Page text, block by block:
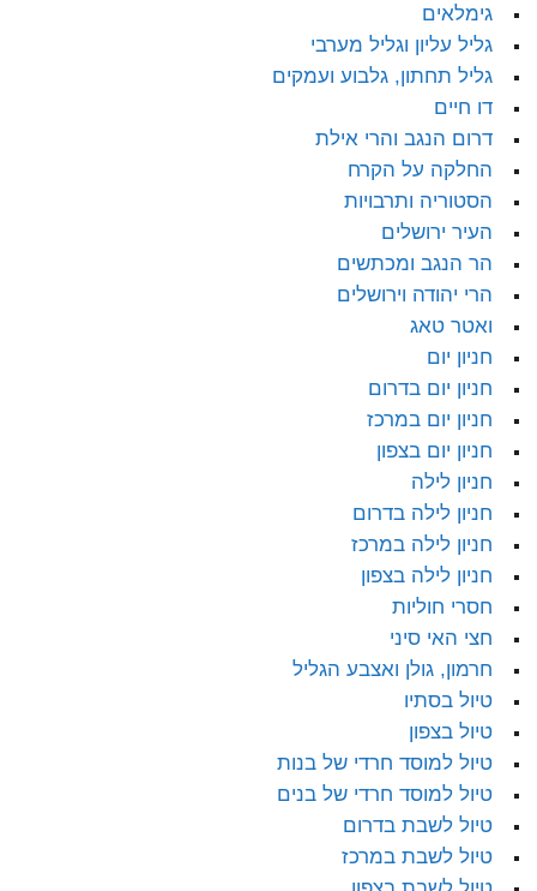
גימלאים
גליל עליון וגליל מערבי
גליל תחתון, גלבוע ועמקים
דו חיים
דרום הנגב והרי אילת
החלקה על הקרח
הסטוריה ותרבויות
העיר ירושלים
הר הנגב ומכתשים
הרי יהודה וירושלים
ואטר טאג
חניון יום
חניון יום בדרום
חניון יום במרכז
חניון יום בצפון
חניון לילה
חניון לילה בדרום
חניון לילה במרכז
חניון לילה בצפון
חסרי חוליות
חצי האי סיני
חרמון, גולן ואצבע הגליל
טיול בסתיו
טיול בצפון
טיול למוסד חרדי של בנות
טיול למוסד חרדי של בנים
טיול לשבת בדרום
טיול לשבת במרכז